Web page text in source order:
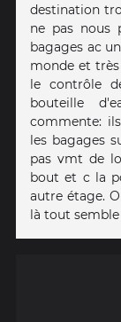
destination
ne pas nous
bagages ac
monde et
le contrôle
bouteille
commente:
les bagages
pas vmt de
bout et c la
autre étage.
là tout